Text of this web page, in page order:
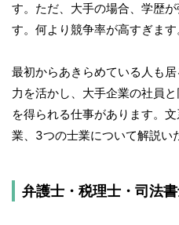
す。ただ、大手の場合、学歴
す。何より競争率が高すぎます
最初からあきらめている人も
力を活かし、大手企業の社員
を得られる仕事があります。
業、3つの士業について解説い
弁護士・税理士・司法